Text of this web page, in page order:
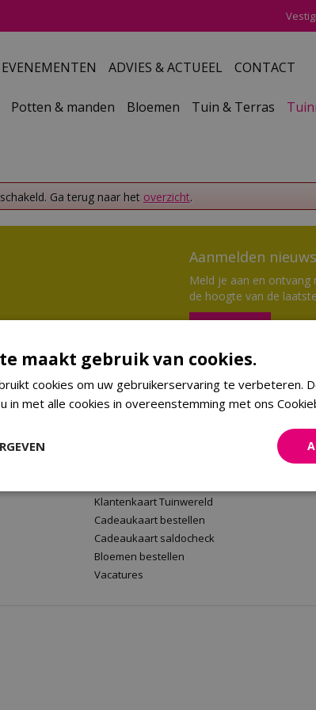
EVENEMENTEN ADVIES & ACTUEEL CONTACT
Potten & manden Bloemen Tuin & Terras
Ga terug naar het overzicht.
Aanmelden
Meld je aan en ontvang
de hoogte van de
Aanmelden
Tuinwereld Wijchen
Klantenkaart Tuinwereld
Cadeaukaart bestellen
Cadeaukaart saldocheck
Bloemen bestellen
Vacatures
maakt gebruik van cookies.
cookies om uw gebruikerservaring te verbeteren.
in met alle cookies in overeenstemming met ons